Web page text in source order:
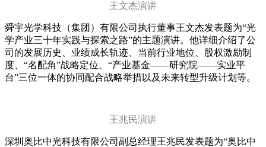
王文杰演讲
舜宇光学科技（集团）有限公司执行董事王文杰发表题为“光
学产业三十年实践与探索之路”的主题演讲。他详细介绍了公
司的发展历史、业绩成长轨迹、当前行业地位、股权激励制
度、“名配角”战略定位、“产业基金——研究院——实业平
台”三位一体的协同配合战略举措以及未来转型升级计划等。
王兆民演讲
深圳奥比中光科技有限公司副总经理王兆民发表题为“奥比中